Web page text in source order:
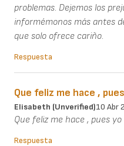
problemas. Dejemos los
informémonos más antes
que solo ofrece cariño.
Respuesta
Que feliz me hace ,
Elisabeth (unverified)10 Abr
Que feliz me hace , pues
Respuesta